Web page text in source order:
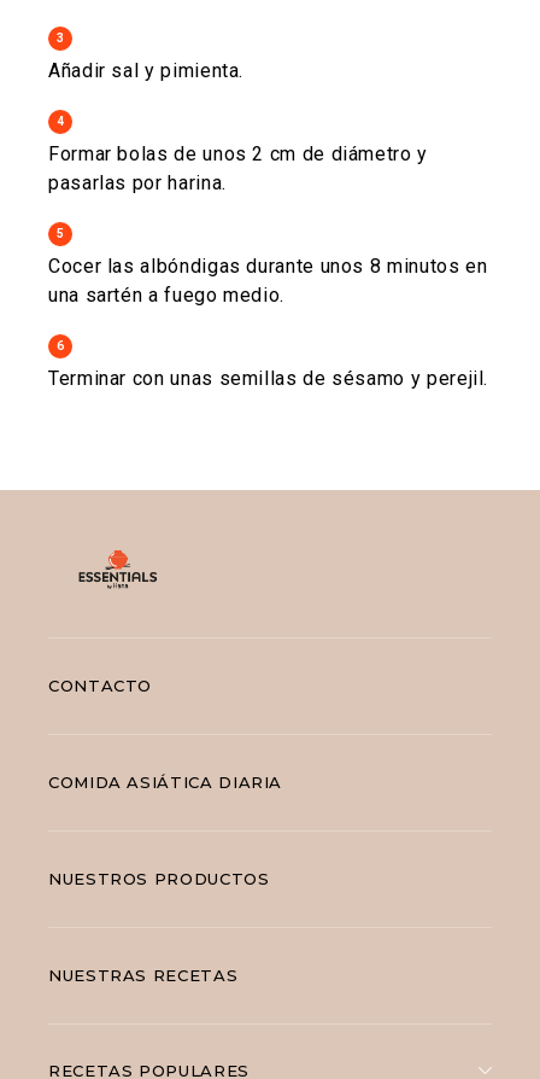
3
Añadir sal y pimienta.
4
Formar bolas de unos 2 cm de diámetro y
pasarlas por harina.
5
Cocer las albóndigas durante unos 8 minutos en
una sartén a fuego medio.
6
Terminar con unas semillas de sésamo y perejil.
CONTACTO
COMIDA ASIÁTICA DIARIA
NUESTROS PRODUCTOS
NUESTRAS RECETAS
RECETAS POPULARES